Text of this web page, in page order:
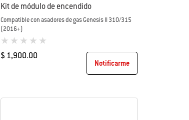
Kit de módulo de encendido
Compatible con asadores de gas Genesis II 310/315
(2016+)
0 de 5 (valoración de los clientes)
$ 1,900.00
Notificarme